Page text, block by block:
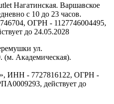
Нагатинская. Варшавское
с 10 до 23 часов.
ОГРН - 1127746004495,
до 24.05.2028
ул.
(м. Академическая).
ИНН - 7727816122, ОГРН -
действует до